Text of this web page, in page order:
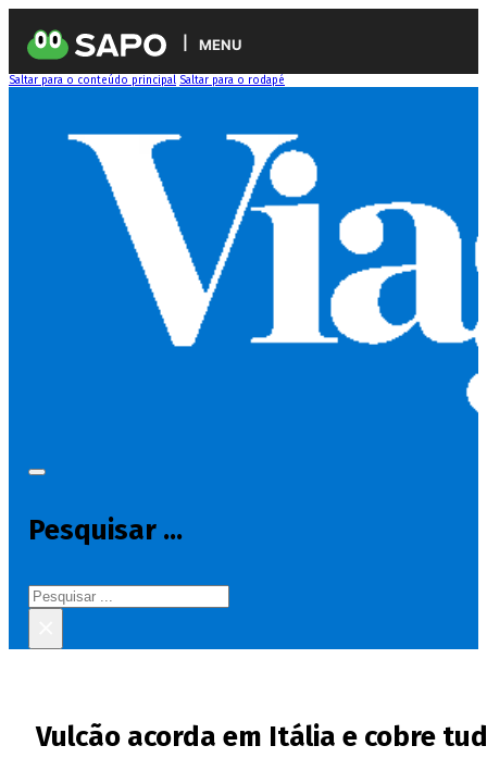
MENU
Saltar para o conteúdo principal Saltar para o rodapé
Pesquisar ...
Pesquisar
Vulcão acorda em Itália e cobre